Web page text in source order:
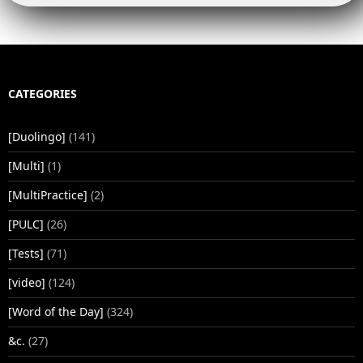
CATEGORIES
[Duolingo] (141)
[Multi] (1)
[MultiPractice] (2)
[PULC] (26)
[Tests] (71)
[video] (124)
[Word of the Day] (324)
&c. (27)